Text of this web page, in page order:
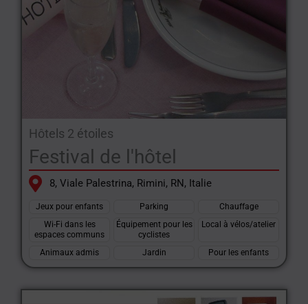
Hôtels 2 étoiles
Festival de l'hôtel
8, Viale Palestrina, Rimini, RN, Italie
Jeux pour enfants Parking
Chauffage
Wi-Fi dans les
espaces communs
Équipement pour les
cyclistes
Local à vélos/atelier
Animaux admis Jardin Pour les enfants